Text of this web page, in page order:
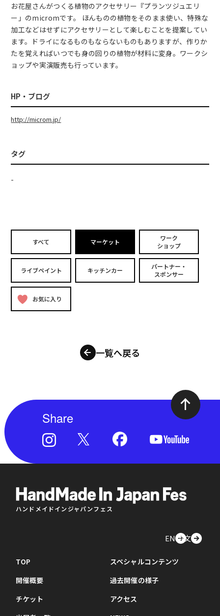
お花屋さんがつくる植物のアクセサリー『プランツジュエリ
ー」のmicromです。 ほんものの植物をそのまま使い、特殊な
加工などはせずにアクセサリーとして楽しむことを提案してい
ます。ドライになるものもならないものもありますが、作りか
たを覚えればいつでも身の回りの植物が材料に変身。ワークシ
ョップや実演販売も行っています。
HP・ブログ
http://microm.jp/
タグ
-
すべて マーケット
ワーク
ショップ
ライブペイント キッチンカー
パートナー・
スポンサー
お気に入り
一覧へ戻る
Share
ハンドメイドインジャパンフェス
EN中文
TOP
開催概要
チケット
スペシャルコンテンツ
過去開催の様子
アクセス